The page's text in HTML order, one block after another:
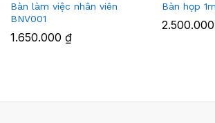
Bàn làm việc nhân viên
BNV001
1.650.000 ₫
Bàn họp
2.500.000